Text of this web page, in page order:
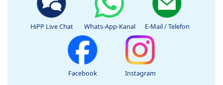
HiPP Live Chat Whats-App-Kanal E-Mail / Telefon
Facebook Instagram